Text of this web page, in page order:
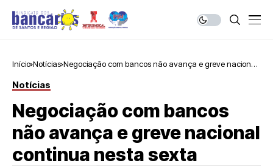
Início Notícias Negociação com bancos não avança e greve nacional
Notícias
Negociação com bancos
não avança e greve nacional
continua nesta sexta